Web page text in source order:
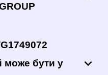
може бути у